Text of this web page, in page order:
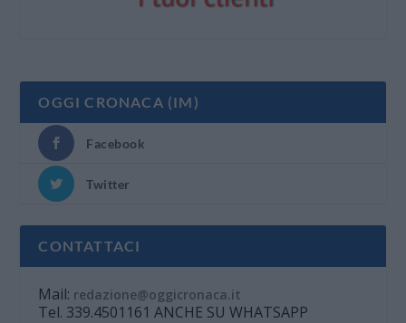
OGGI CRONACA (IM)
Facebook
Twitter
CONTATTACI
Mail: redazione@oggicronaca.it
Tel. 339.4501161 ANCHE SU WHATSAPP